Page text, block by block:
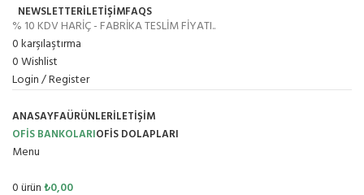
NEWSLETTERİLETİŞİMFAQS
% 10 KDV HARİÇ - FABRİKA TESLİM FİYATI..
0karşılaştırma
0Wishlist
Login / Register
ANASAYFAÜRÜNLERİLETIŞIM
OFİS BANKOLARIOFIS DOLAPLARI
Menu
0ürün₺0,00